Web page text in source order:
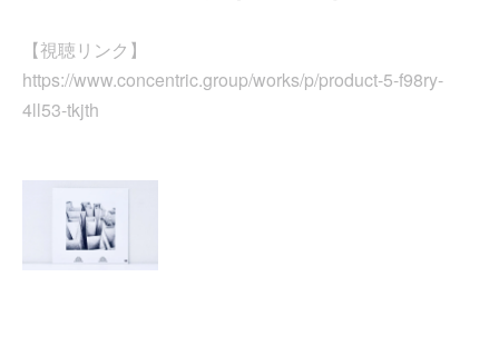
【視聴リンク】
https://www.concentric.group/works/p/product-5-f98ry-
4ll53-tkjth